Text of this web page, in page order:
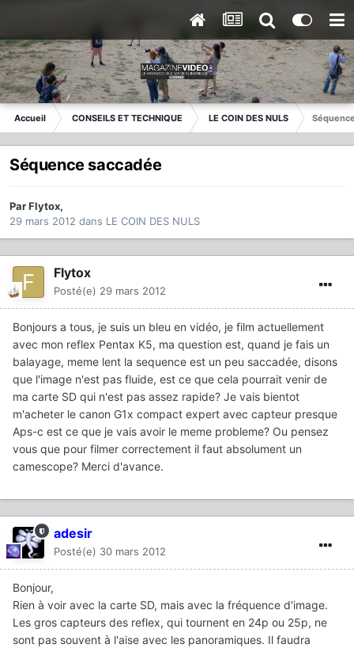
Accueil CONSEILS ET TECHNIQUE LE COIN DES NULS
Séquence saccadée
ParFlytox,
29 mars 2012 dans LE COIN DES NULS
Flytox
Posté(e) 29 mars 2012
Bonjours a tous, je suis un bleu en vidéo, je film actuellement
avec mon reflex Pentax K5, ma question est, quand je fais un
balayage, meme lent la sequence est un peu saccadée, disons
que l'image n'est pas fluide, est ce que cela pourrait venir de
ma carte SD qui n'est pas assez rapide? Je vais bientot
m'acheter le canon G1x compact expert avec capteur presque
Aps-c est ce que je vais avoir le meme probleme? Ou pensez
vous que pour filmer correctement il faut absolument un
camescope? Merci d'avance.
adesir
Posté(e) 30 mars 2012
Bonjour,
Rien à voir avec la carte SD, mais avec la fréquence d'image.
Les gros capteurs des reflex, qui tournent en 24p ou 25p, ne
sont pas souvent à l'aise avec les panoramiques. Il faudra